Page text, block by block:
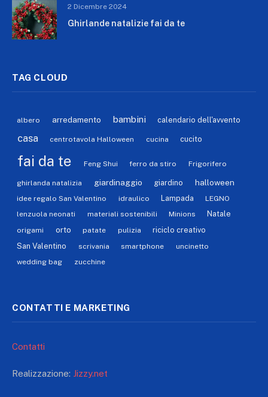
2 Dicembre 2024
Ghirlande natalizie fai da te
TAG CLOUD
albero arredamento bambini calendario dell'avvento
casa centrotavola Halloween cucina cucito
fai da te Feng Shui ferro da stiro Frigorifero
ghirlanda natalizia giardinaggio giardino halloween
idee regalo San Valentino idraulico Lampada
LEGNO
lenzuola neonati
materiali sostenibili Minions Natale
origami orto patate pulizia
riciclo creativo
San Valentino
scrivania smartphone
uncinetto
wedding bag
zucchine
CONTATTI E MARKETING
Contatti
Realizzazione: Jizzy.net